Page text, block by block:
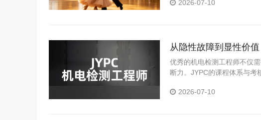
2026-07-10
从隐性故障到显性价
优秀的机电检测工程师不仅
断力。JYPC的课程体系与考
2026-07-10